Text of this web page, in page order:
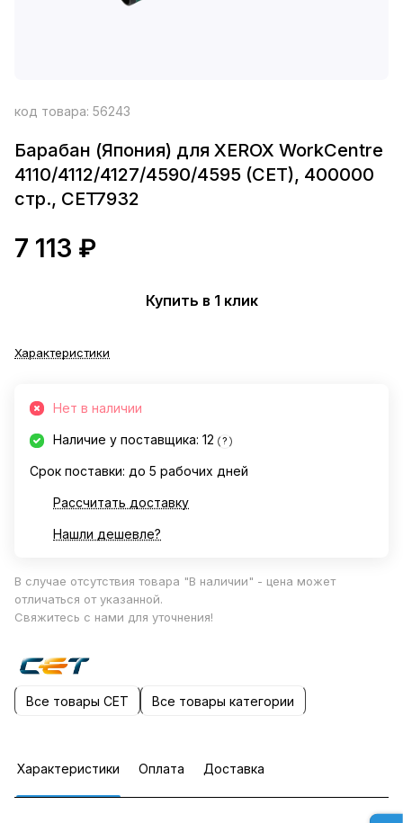
код товара: 56243
Барабан (Япония) для XEROX WorkCentre
4110/4112/4127/4590/4595 (CET), 400000
стр., CET7932
7 113 ₽
Купить в 1 клик
Характеристики
Нет в наличии
Наличие у поставщика: 12 ?
Срок поставки: до 5 рабочих дней
Рассчитать доставку
Нашли дешевле?
В случае отсутствия товара "В наличии" - цена может
отличаться от указанной.
Свяжитесь с нами для уточнения!
Все товары CET Все товары категории
Характеристики Оплата Доставка